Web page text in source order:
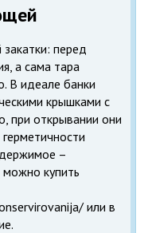
перед
а сама тара
В идеале банки
крышками с
при открывании они
–
можно купить
или в